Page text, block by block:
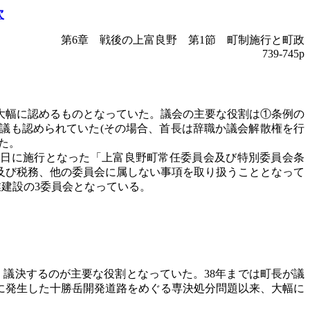
第6章 戦後の上富良野 第1節 町制施行と町政
739-745p
幅に認めるものとなっていた。議会の主要な役割は①条例の
認められていた(その場合、首長は辞職か議会解散権を行
。
に施行となった「上富良野町常任委員会及び特別委員会条
税務、他の委員会に属しない事項を取り扱うこととなって
設の3委員会となっている。
決するのが主要な役割となっていた。38年までは町長が議
生した十勝岳開発道路をめぐる専決処分問題以来、大幅に